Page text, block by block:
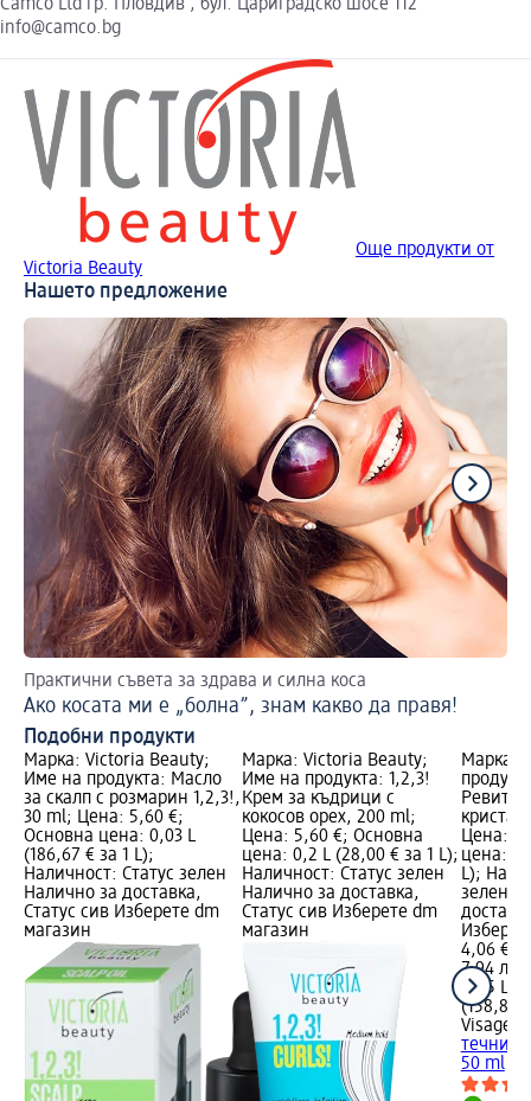
Camco Ltd гр. Пловдив , бул. Цариградско шосе 112
info@camco.bg
Още продукти от
Victoria Beauty
Нашето предложение
Практични съвета за здрава и силна коса
Ако косата ми е „болна”, знам какво да правя!
Подобни продукти
Марка: Victoria Beauty;
Име на продукта: Масло
за скалп с розмарин 1,2,3!,
30 ml; Цена: 5,60 €;
Основна цена: 0,03 L
(186,67 € за 1 L);
Наличност: Статус зелен
Налично за доставка,
Статус сив Изберете dm
магазин
Марка: Victoria Beauty;
Име на продукта: 1,2,3!
Крем за къдрици с
кокосов орех, 200 ml;
Цена: 5,60 €; Основна
цена: 0,2 L (28,00 € за 1 L);
Наличност: Статус зелен
Налично за доставка,
Статус сив Изберете dm
магазин
Марка:
Цена:
цена:
L);
зелен
4,06 €
7,94 лв.
0,05 L
(158,81
Visage
течни
50 ml